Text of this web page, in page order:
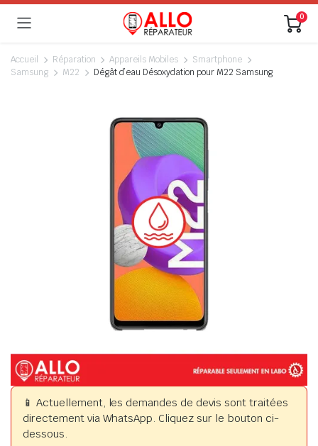
0
Accueil Réparation Appareils Mobiles
Smartphone
Samsung
M22 Dégât d’eau Désoxydation pour M22 Samsung
📱 Actuellement, les demandes de devis sont traitées
directement via WhatsApp. Cliquez sur le bouton ci-
dessous.